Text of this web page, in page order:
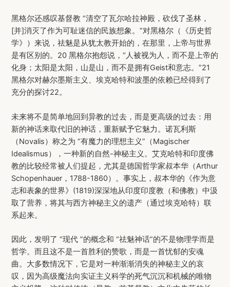
黑格尔还感叹基督教 “清空了瓦尔哈拉神殿，砍伐了圣林，
[并]消灭了作为可耻迷信的民族想象。”对黑格尔（《历史哲
学》）来说，祛魅是从犹太教开始的，在那里，上帝与世界
是有区别的。20 黑格尔抱怨说，“人被视为人，而不是上帝的
化身；太阳是太阳，山是山，而不是拥有Geist和意志。”21
黑格尔对赫尔墨斯主义、埃克哈特和波墨的依赖已经得到了
充分的探讨22。
未来将不是简单地回到异教的过去，而是更高级的过去：用
新的神话来取代旧的神话，重新赋予它魅力。诺瓦利斯
（Novalis）称之为 “有魔力的理想主义”（Magischer
Idealismus），一种新的自然-神秘主义。艾克哈特和印度佛
教的比较经常被人们提起，尤其是德国哲学家叔本华（Arthur
Schopenhauer，1788-1860）。事实上，叔本华的《作为意
志和表象的世界》(1819)深深地从印度印度教（和佛教）中汲
取了营养，将其与西方神秘主义的遗产（通过埃克哈特）联
系起来。
因此，发明了 “现代 ”的概念和 “祛魅神话”的不是物理学而是
哲学。而且这不是一首胜利的赞歌，而是一首忧郁的安魂
曲。大多数情况下，它是对一种渐渐消失的神秘主义的哀
叹，因为高级魔法向实证主义科学的死气沉沉和机械的唯物